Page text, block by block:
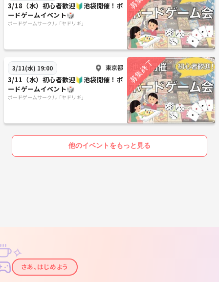
3/18（水）初心者歓迎🔰池袋開催！ボ
ードゲームイベント🎲
ボードゲームサークル「ヤドリギ」
3/11(水) 19:00 東京都
3/11（水）初心者歓迎🔰池袋開催！ボ
ードゲームイベント🎲
ボードゲームサークル「ヤドリギ」
他のイベントをもっと見る
✦
✧
さあ、はじめよう